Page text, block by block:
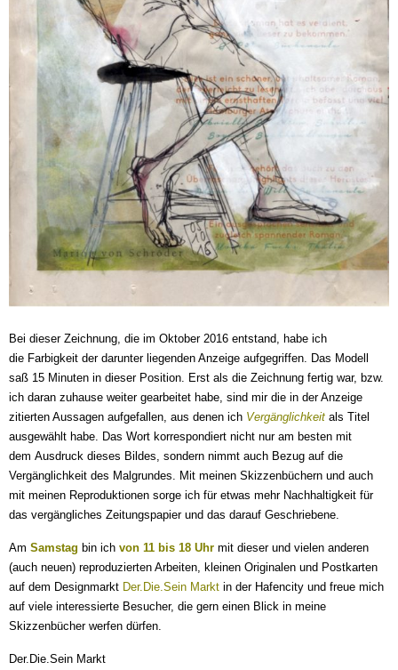
Bei dieser Zeichnung, die im Oktober 2016 entstand, habe ich
die Farbigkeit der darunter liegenden Anzeige aufgegriffen.
Das Modell
saß 15 Minuten in dieser Position. Erst als die Zeichnung fertig war, bzw.
ich daran zuhause weiter gearbeitet habe, sind mir die in der Anzeige
zitierten Aussagen aufgefallen, aus denen ich Vergänglichkeit als Titel
ausgewählt habe. Das Wort korrespondiert nicht nur am besten mit
dem Ausdruck dieses Bildes, sondern nimmt auch Bezug auf die
Vergänglichkeit des Malgrundes. Mit meinen Skizzenbüchern und auch
mit meinen Reproduktionen sorge ich für etwas mehr Nachhaltigkeit für
das vergängliches Zeitungspapier und das darauf Geschriebene.
Am Samstag bin ich von 11 bis 18 Uhr mit dieser und vielen anderen
(auch neuen) reproduzierten Arbeiten, kleinen Originalen und Postkarten
auf dem Designmarkt Der.Die.Sein Markt in der Hafencity und freue mich
auf viele interessierte Besucher, die gern einen Blick in meine
Skizzenbücher werfen dürfen.
Der.Die.Sein Markt